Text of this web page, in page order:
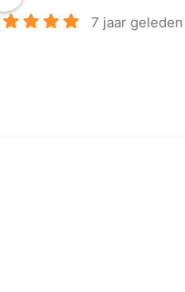
7 jaar geleden